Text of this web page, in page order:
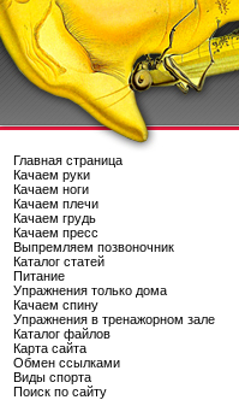
Главная страница
Качаем руки
Качаем ноги
Качаем плечи
Качаем грудь
Качаем пресс
Выпремляем позвоночник
Каталог статей
Питание
Упражнения только дома
Качаем спину
Упражнения в тренажорном зале
Каталог файлов
Карта сайта
Обмен ссылками
Виды спорта
Поиск по сайту